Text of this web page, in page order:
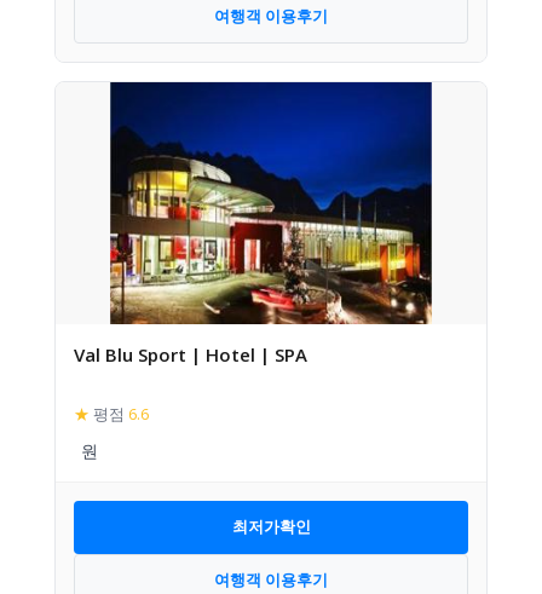
여행객 이용후기
Val Blu Sport | Hotel | SPA
★ 평점 6.6
최저가확인
여행객 이용후기